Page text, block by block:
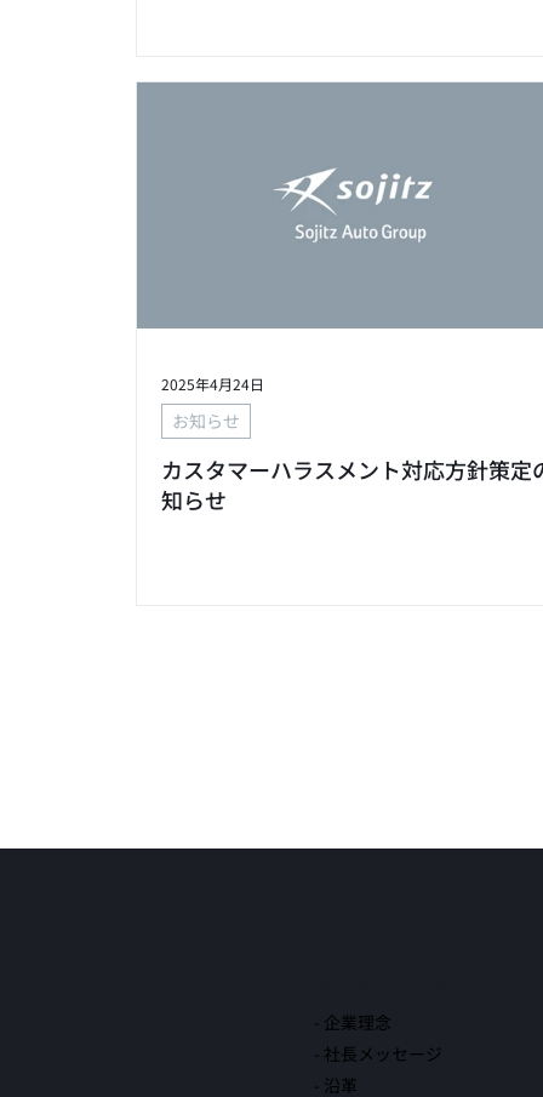
カスタマーハラスメント対応方針策定
知らせ
お知らせ
2025年4月24日
- 企業理念
- 社長メッセージ
- 沿革